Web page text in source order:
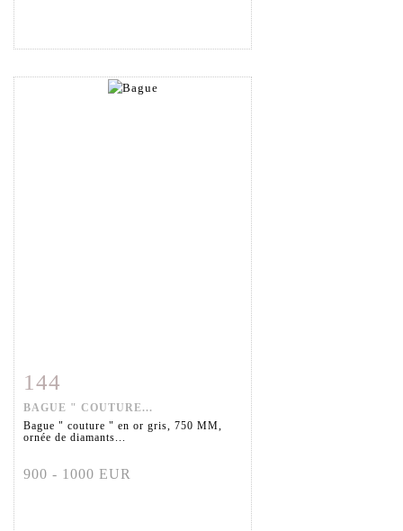
Fiche détaillée
144
BAGUE " COUTURE...
Bague " couture " en or gris, 750 MM,
ornée de diamants...
900 - 1000 EUR